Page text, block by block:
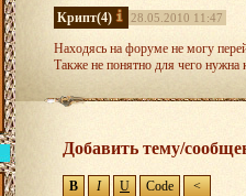
Крипт(4) 28.05.2010 11:47
Находясь на форуме не могу
Также не понятно для чего нужна
Добавить тему/